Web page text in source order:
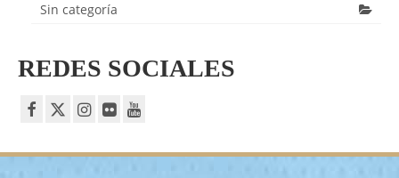
Sin categoría
REDES SOCIALES